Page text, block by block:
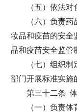
（五）依法
（六）负责
妆品和疫苗的安全
品和疫苗安全监管
（七）组织
部门开展标准实施
第三十二条
（一）负责